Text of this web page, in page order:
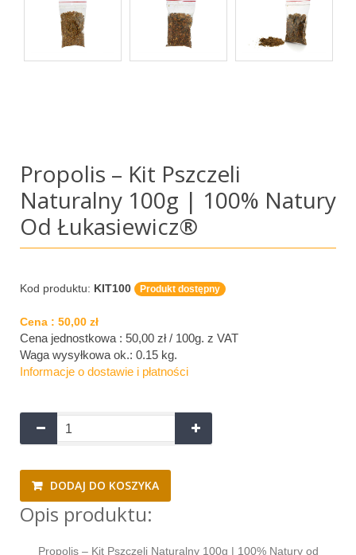
Propolis – Kit Pszczeli
Naturalny 100g | 100% Natury
Od Łukasiewicz®
Kod produktu: KIT100 Produkt dostępny
Cena : 50,00 zł
Cena jednostkowa : 50,00 zł / 100g. z VAT
Waga wysyłkowa ok.: 0.15 kg.
Informacje o dostawie i płatności
DODAJ DO KOSZYKA
Opis produktu:
Propolis – Kit Pszczeli Naturalny 100g | 100% Natury od